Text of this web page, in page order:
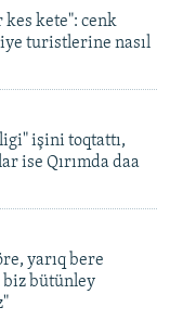
kes kete": cenk
turistlerine nasıl
işini toqtattı,
ise Qırımda daa
yarıq bere
biz bütünley